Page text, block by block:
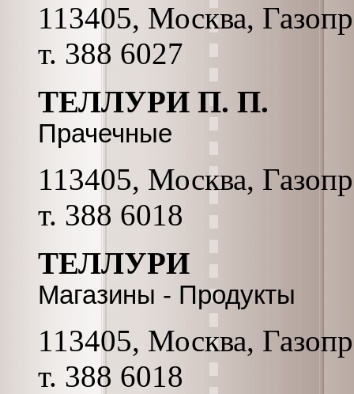
113405, Москва,
т. 388 6027
ТЕЛЛУРИ П. П.
Прачечные
113405, Москва,
т. 388 6018
ТЕЛЛУРИ
Магазины - Продукты
113405, Москва,
т. 388 6018